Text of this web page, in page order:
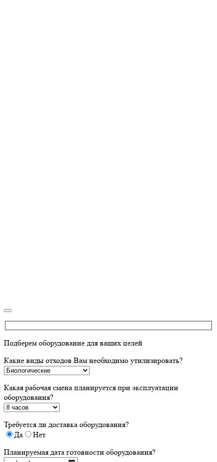
Подберем оборудование для ваших целей
Какие виды отходов Вам необходимо утилизировать?
Какая рабочая смена планируется при эксплуатации
оборудования?
Требуется ли доставка оборудования?
Да
Нет
Планируемая дата готовности оборудования?